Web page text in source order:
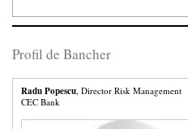
Profil de Bancher
Radu Popescu, Director Risk Management
CEC Bank